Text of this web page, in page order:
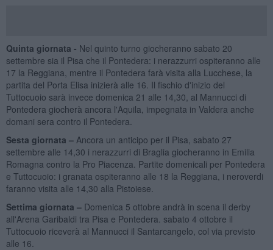
Quinta giornata - Nel quinto turno giocheranno sabato 20
settembre sia il Pisa che il Pontedera: i nerazzurri ospiteranno alle
17 la Reggiana, mentre il Pontedera farà visita alla Lucchese, la
partita del Porta Elisa inizierà alle 16. Il fischio d'inizio del
Tuttocuoio sarà invece domenica 21 alle 14,30, al Mannucci di
Pontedera giocherà ancora l'Aquila, impegnata in Valdera anche
domani sera contro il Pontedera.
Sesta giornata – Ancora un anticipo per il Pisa, sabato 27
settembre alle 14,30 i nerazzurri di Braglia giocheranno in Emilia
Romagna contro la Pro Piacenza. Partite domenicali per Pontedera
e Tuttocuoio: i granata ospiteranno alle 18 la Reggiana, i neroverdi
faranno visita alle 14,30 alla Pistoiese.
Settima giornata – Domenica 5 ottobre andrà in scena il derby
all'Arena Garibaldi tra Pisa e Pontedera. sabato 4 ottobre il
Tuttocuoio riceverà al Mannucci il Santarcangelo, col via previsto
alle 16.